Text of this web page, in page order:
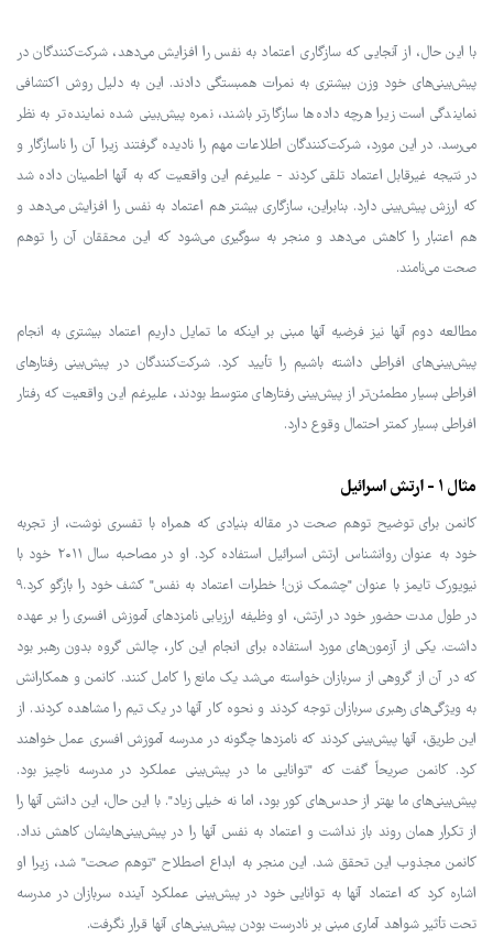
با این حال، از آنجایی که سازگاری اعتماد به نفس را افزایش می‌دهد، شرکت‌کنندگان در
پیش‌بینی‌های خود وزن بیشتری به نمرات همبستگی دادند. این به دلیل روش اکتشافی
نمایندگی است زیرا هرچه داده‌ها سازگارتر باشند، نمره پیش‌بینی شده نماینده‌تر به نظر
می‌رسد. در این مورد، شرکت‌کنندگان اطلاعات مهم را نادیده گرفتند زیرا آن را ناسازگار و
در نتیجه غیرقابل اعتماد تلقی کردند - علیرغم این واقعیت که به آنها اطمینان داده شد
که ارزش پیش‌بینی دارد. بنابراین، سازگاری بیشتر هم اعتماد به نفس را افزایش می‌دهد و
هم اعتبار را کاهش می‌دهد و منجر به سوگیری می‌شود که این محققان آن را توهم
صحت می‌نامند.
مطالعه دوم آنها نیز فرضیه آنها مبنی بر اینکه ما تمایل داریم اعتماد بیشتری به انجام
پیش‌بینی‌های افراطی داشته باشیم را تأیید کرد. شرکت‌کنندگان در پیش‌بینی رفتارهای
افراطی بسیار مطمئن‌تر از پیش‌بینی رفتارهای متوسط بودند، علیرغم این واقعیت که رفتار
افراطی بسیار کمتر احتمال وقوع دارد.
مثال ۱ - ارتش اسرائیل
کانمن برای توضیح توهم صحت در مقاله بنیادی که همراه با تفسری نوشت، از تجربه
خود به عنوان روانشناس ارتش اسرائیل استفاده کرد. او در مصاحبه سال ۲۰۱۱ خود با
نیویورک تایمز با عنوان "چشمک نزن! خطرات اعتماد به نفس" کشف خود را بازگو کرد.۹
در طول مدت حضور خود در ارتش، او وظیفه ارزیابی نامزدهای آموزش افسری را بر عهده
داشت. یکی از آزمون‌های مورد استفاده برای انجام این کار، چالش گروه بدون رهبر بود
که در آن از گروهی از سربازان خواسته می‌شد یک مانع را کامل کنند. کانمن و همکارانش
به ویژگی‌های رهبری سربازان توجه کردند و نحوه کار آنها در یک تیم را مشاهده کردند. از
این طریق، آنها پیش‌بینی کردند که نامزدها چگونه در مدرسه آموزش افسری عمل خواهند
کرد. کانمن صریحاً گفت که "توانایی ما در پیش‌بینی عملکرد در مدرسه ناچیز بود.
پیش‌بینی‌های ما بهتر از حدس‌های کور بود، اما نه خیلی زیاد". با این حال، این دانش آنها را
از تکرار همان روند باز نداشت و اعتماد به نفس آنها را در پیش‌بینی‌هایشان کاهش نداد.
کانمن مجذوب این تحقق شد. این منجر به ابداع اصطلاح "توهم صحت" شد، زیرا او
اشاره کرد که اعتماد آنها به توانایی خود در پیش‌بینی عملکرد آینده سربازان در مدرسه
تحت تأثیر شواهد آماری مبنی بر نادرست بودن پیش‌بینی‌های آنها قرار نگرفت.